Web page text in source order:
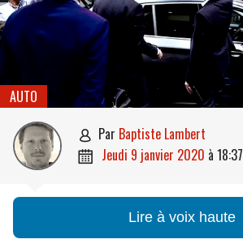
AUTO
 par Baptiste Lambert
 jeudi 9 janvier 2020 à 18:37
Lire à voix haute